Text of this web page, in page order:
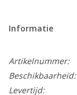
Informatie
Artikelnummer:
Beschikbaarheid:
Levertijd: